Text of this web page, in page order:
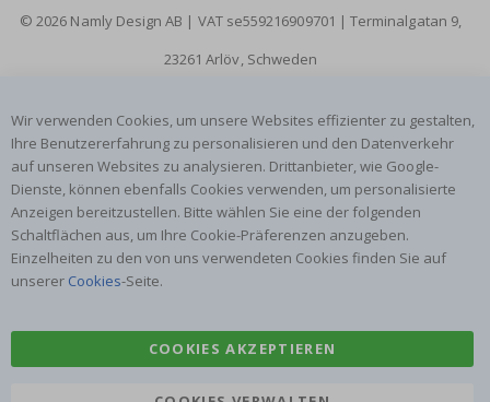
© 2026 Namly Design AB | VAT se559216909701 | Terminalgatan 9,
23261 Arlöv, Schweden
Wir verwenden Cookies, um unsere Websites effizienter zu gestalten,
Ihre Benutzererfahrung zu personalisieren und den Datenverkehr
auf unseren Websites zu analysieren. Drittanbieter, wie Google-
Dienste, können ebenfalls Cookies verwenden, um personalisierte
Anzeigen bereitzustellen. Bitte wählen Sie eine der folgenden
Schaltflächen aus, um Ihre Cookie-Präferenzen anzugeben.
Einzelheiten zu den von uns verwendeten Cookies finden Sie auf
unserer Cookies-Seite.
COOKIES AKZEPTIEREN